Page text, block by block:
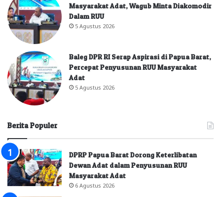
Masyarakat Adat, Wagub Minta Diakomodir
Dalam RUU
5 Agustus 2026
Baleg DPR RI Serap Aspirasi di Papua Barat,
Percepat Penyusunan RUU Masyarakat
Adat
5 Agustus 2026
Berita Populer
DPRP Papua Barat Dorong Keterlibatan
Dewan Adat dalam Penyusunan RUU
Masyarakat Adat
6 Agustus 2026